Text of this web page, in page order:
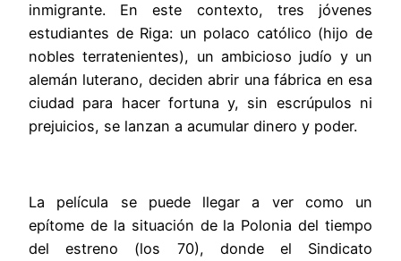
inmigrante. En este contexto, tres jóvenes
estudiantes de Riga: un polaco católico (hijo de
nobles terratenientes), un ambicioso judío y un
alemán luterano, deciden abrir una fábrica en esa
ciudad para hacer fortuna y, sin escrúpulos ni
prejuicios, se lanzan a acumular dinero y poder.
La película se puede llegar a ver como un
epítome de la situación de la Polonia del tiempo
del estreno (los 70), donde el Sindicato